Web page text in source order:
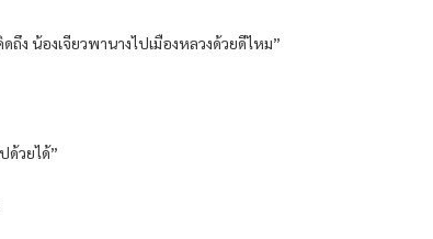
ถึง น้องเจียวพานางไปเมืองหลวงด้วยดีไหม”
ด้วยได้”